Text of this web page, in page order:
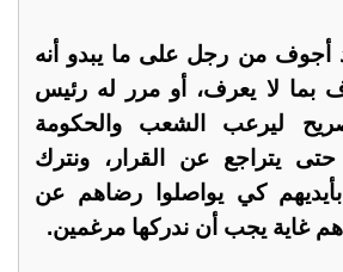
أجوف من رجل على ما يبدو أنه
بما لا يعرف، أو مرر له رئيس
ليرعب الشعب والحكومة
حتى يتراجع عن القرار، ونترك
بأيديهم كي يواصلوا رضاهم عن
غاية يجب أن ندركها مرغمين.